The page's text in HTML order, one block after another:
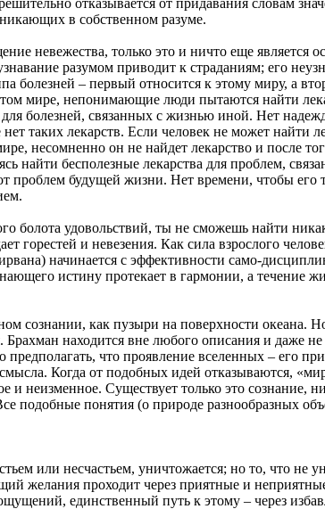
отказывается от придавания словам
в собственном разуме.
невежества, только это и ничто еще является
разумом приводит к страданиям; его
болезней – первый относится к этому миру, а
мире, непонимающие люди пытаются найти
болезней, связанных с жизнью иной. Нет
таких лекарств. Если человек не может найти
несомненно он не найдет лекарство и после
найти бесполезные лекарства для проблем,
проблем будущей жизни. Нет времени, чтобы его
болота удовольствий, ты не сможешь найти
горестей и невезения. Как сила взрослого
начинается с эффективности само-
истину протекает в гармонии, а течение
сознании, как пузыри на поверхности океана.
Брахман находится вне любого описания и даже
предполагать, что проявление вселенных – его
смысла. Когда от подобных идей отказываются,
и неизменное. Существует только это сознание,
подобные понятия (о природе разнообразных
или несчастьем, уничтожается; но то, что не
желания проходит через приятные и
единственный путь к этому – через